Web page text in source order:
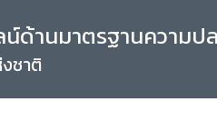
น์ด้านมาตรฐานความ
ชาติ